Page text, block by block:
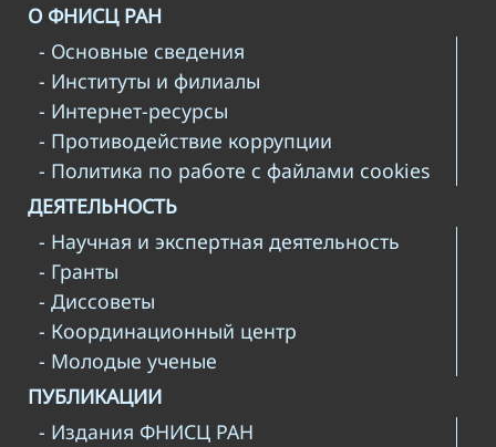
О ФНИСЦ РАН
- Основные сведения
- Институты и филиалы
- Интернет-ресурсы
- Противодействие коррупции
- Политика по работе с файлами cookies
ДЕЯТЕЛЬНОСТЬ
- Научная и экспертная деятельность
- Гранты
- Диссоветы
- Координационный центр
- Молодые ученые
ПУБЛИКАЦИИ
- Издания ФНИСЦ РАН